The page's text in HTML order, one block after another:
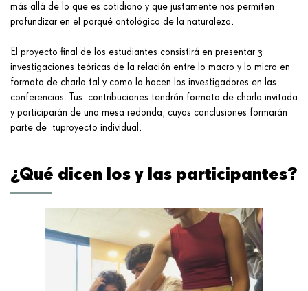
más allá de lo que es cotidiano y que justamente nos permiten
profundizar en el porqué ontológico de la naturaleza.
El proyecto final de los estudiantes consistirá en presentar 3
investigaciones teóricas de la relación entre lo macro y lo micro en
formato de charla tal y como lo hacen los investigadores en las
conferencias. Tus contribuciones tendrán formato de charla invitada
y participarán de una mesa redonda, cuyas conclusiones formarán
parte de tuproyecto individual.
¿Qué dicen los y las participantes?